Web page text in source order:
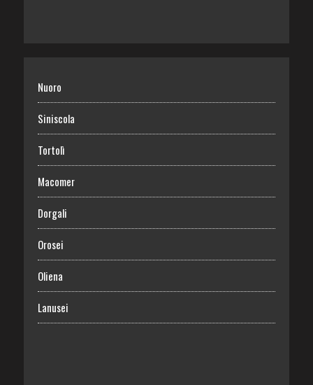
Nuoro
Siniscola
Tortolì
Macomer
Dorgali
Orosei
Oliena
Lanusei